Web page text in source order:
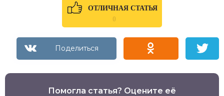
ОТЛИЧНАЯ СТАТЬЯ
0
Помогла статья? Оцените её